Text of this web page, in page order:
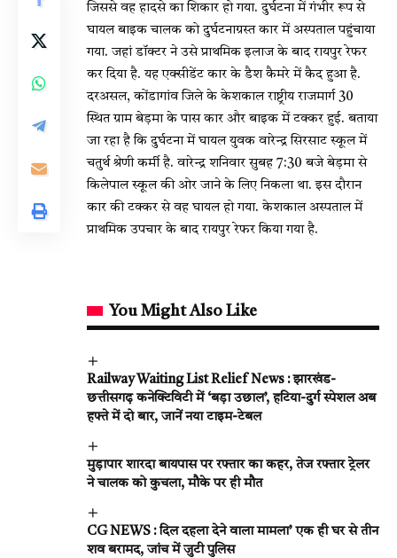
जिससे वह हादसे का शिकार हो गया. दुर्घटना में गंभीर रूप से
घायल बाइक चालक को दुर्घटनाग्रस्त कार में अस्पताल पहुंचाया
गया. जहां डॉक्टर ने उसे प्राथमिक इलाज के बाद रायपुर रेफर
कर दिया है. यह एक्सीडेंट कार के डैश कैमरे में कैद हुआ है.
दरअसल, कोंडागांव जिले के केशकाल राष्ट्रीय राजमार्ग 30
स्थित ग्राम बेड़मा के पास कार और बाइक में टक्कर हुई. बताया
जा रहा है कि दुर्घटना में घायल युवक वारेन्द्र सिरसाट स्कूल में
चतुर्थ श्रेणी कर्मी है. वारेन्द्र शनिवार सुबह 7:30 बजे बेड़मा से
किलेपाल स्कूल की ओर जाने के लिए निकला था. इस दौरान
कार की टक्कर से वह घायल हो गया. केशकाल अस्पताल में
प्राथमिक उपचार के बाद रायपुर रेफर किया गया है.
You Might Also Like
Railway Waiting List Relief News : झारखंड-
छत्तीसगढ़ कनेक्टिविटी में ‘बड़ा उछाल’, हटिया-दुर्ग स्पेशल अब
हफ्ते में दो बार, जानें नया टाइम-टेबल
मुड़ापार शारदा बायपास पर रफ्तार का कहर, तेज रफ्तार ट्रेलर
ने चालक को कुचला, मौके पर ही मौत
CG NEWS : दिल दहला देने वाला मामला’ एक ही घर से तीन
शव बरामद, जांच में जुटी पुलिस